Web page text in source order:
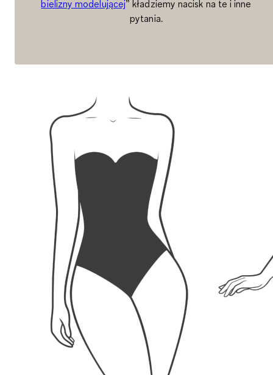
bielizny modelującej” kładziemy nacisk na te i inne
pytania.